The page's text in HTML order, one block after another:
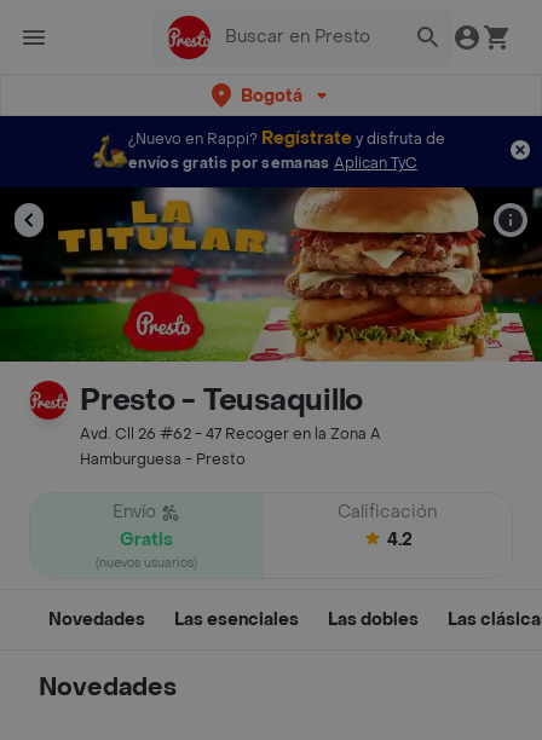
Bogotá
¿Nuevo en Rappi? Regístratey disfruta de
envíos gratis por semanas Aplican TyC
Presto - Teusaquillo
Avd. Cll 26 #62 - 47 Recoger en la Zona A
Hamburguesa - Presto
Envío
Gratis
(nuevos usuarios)
Calificación
4.2
Novedades Las esenciales Las dobles Las
Novedades